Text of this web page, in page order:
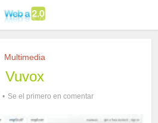
Multimedia
Vuvox
Se el primero en comentar